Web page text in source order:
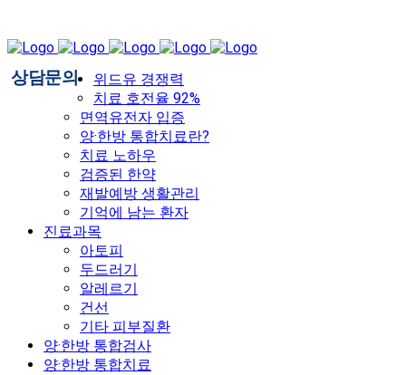
상담문의
위드유 경쟁력
치료 호전율 92%
면역유전자 입증
양·한방 통합치료란?
치료 노하우
검증된 한약
재발예방 생활관리
기억에 남는 환자
진료과목
아토피
두드러기
알레르기
건선
기타 피부질환
양·한방 통합검사
양·한방 통합치료